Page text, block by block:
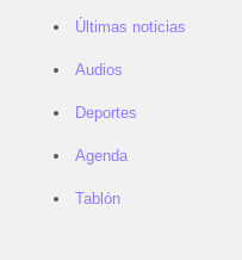
Últimas noticias
Audios
Deportes
Agenda
Tablón